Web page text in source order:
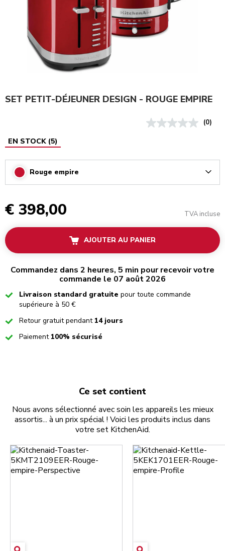
SET PETIT-DÉJEUNER DESIGN - ROUGE EMPIRE
(0)
EN STOCK (5)
Rouge empire
€ 398,00 TVA incluse
AJOUTER AU PANIER
Commandez dans 2 heures, 5 min pour recevoir votre
commande le 07 août 2026
CheckedLivraison standard gratuite pour toute commande
supérieure à 50 €
CheckedRetour gratuit pendant 14 jours
CheckedPaiement 100% sécurisé
Ce set contient
Nous avons sélectionné avec soin les appareils les mieux
assortis... à un prix spécial ! Voici les produits inclus dans
votre set KitchenAid.